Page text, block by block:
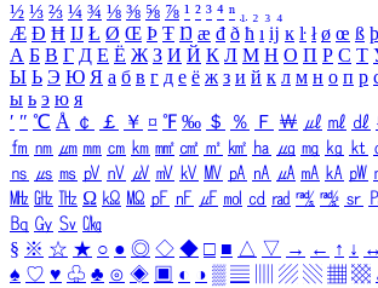
½ ⅓ ⅔ ¼ ¾ ⅛ ⅜ ⅝ ⅞ ¹ ² ³ ⁴ ⁿ ₁ ₂ ₃ ₄
Æ Ð Ħ Ĳ Ł Ø Œ Þ Ŧ Ŋ æ đ ð ħ ı ĳ ĸ ŀ ł ø œ ß þ
А Б В Г Д Е Ё Ж З И Й К Л М Н О П Р С Т
Ы Ь Э Ю Я а б в г д е ё ж з и й к л м н о п р
ы ь э ю я
′ ″ ℃ Å ￠ ￡ ￥ ¤ ℉ ‰ ＄ ％ Ｆ ￦ ㎕ ㎖ ㎗
㎙ ㎚ ㎛ ㎜ ㎝ ㎞ ㎟ ㎠ ㎡ ㎢ ㏊ ㎍ ㎎ ㎏ ㏏
㎱ ㎲ ㎳ ㎴ ㎵ ㎶ ㎷ ㎸ ㎹ ㎀ ㎁ ㎂ ㎃ ㎄ ㎺
㎒ ㎓ ㎔ Ω ㏀ ㏁ ㎊ ㎋ ㎌ ㏖ ㏅ ㎭ ㎮ ㎯ ㏛
㏃ ㏉ ㏜ ㏆
§ ※ ☆ ★ ○ ● ◎ ◇ ◆ □ ■ △ ▽ → ← ↑ ↓ ↔
♠ ♡ ♥ ♧ ♣ ⊙ ◈ ▣ ◐ ◑ ▒ ▤ ▨ ▧ ▦ ▩